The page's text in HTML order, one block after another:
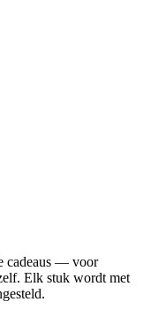
cadeaus — voor
Elk stuk wordt met